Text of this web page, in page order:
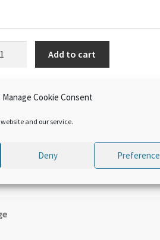
Manage Cookie Consent
and our service.
Deny
Add to cart
information